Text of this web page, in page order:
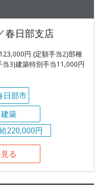
春日部支店
円 (定額手当2)部種
3)建築特別手当11,000円
日部市
築
220,000円
る